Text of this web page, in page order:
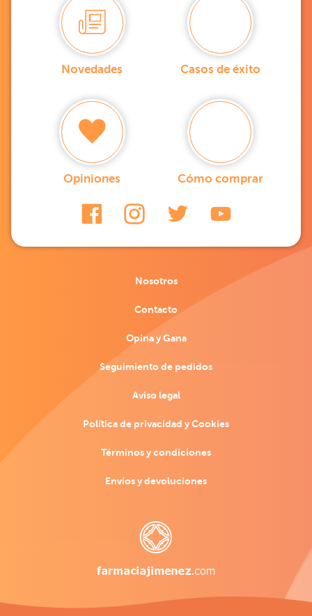
Novedades Casos de éxito
Opiniones Cómo comprar
Nosotros
Contacto
Opina y Gana
Seguimiento de pedidos
Aviso legal
Política de privacidad y Cookies
Términos y condiciones
Envíos y devoluciones